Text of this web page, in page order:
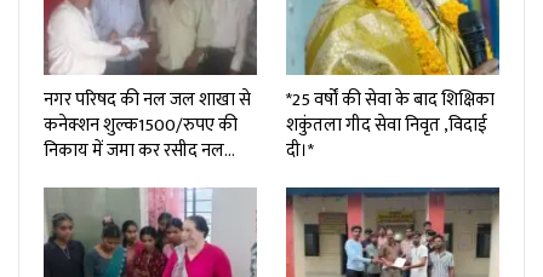
नगर परिषद की नल जल शाखा से
कनेक्शन शुल्क₹1500/रुपए की
निकाय में जमा कर रसीद नल…
*25 वर्षों की सेवा के बाद शिक्षिका
शकुंतला गीद सेवा निवृत ,विदाई
दी।*